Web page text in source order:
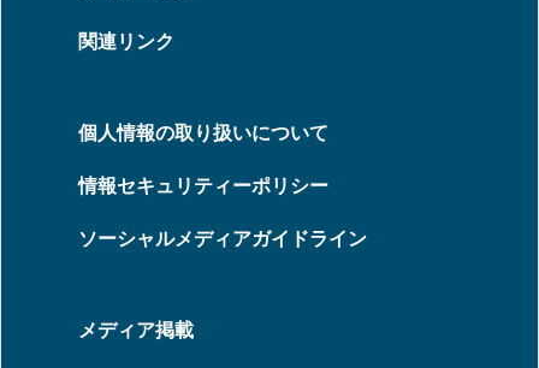
関連リンク
個人情報の取り扱いについて
情報セキュリティーポリシー
ソーシャルメディアガイドライン
メディア掲載